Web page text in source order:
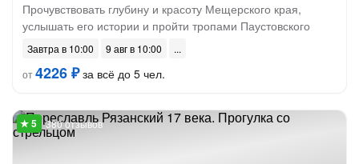
Прочувствовать глубину и красоту Мещерского края,
услышать его истории и пройти тропами Паустовского
Завтра в 10:00
9 авг в 10:00
от4226 ₽за всё до 5 чел.
380 отзывов